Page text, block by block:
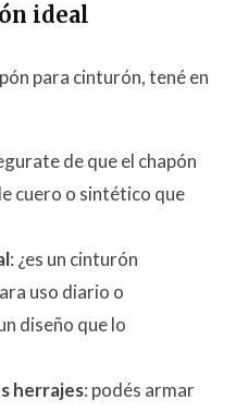
ideal
para cinturón, tené en
de que el chapón
cuero o sintético que
: ¿es un cinturón
uso diario o
diseño que lo
herrajes: podés armar